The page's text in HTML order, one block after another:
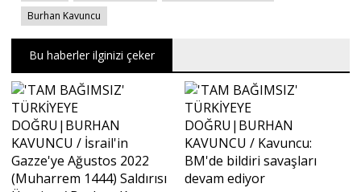
Burhan Kavuncu
Bu haberler ilginizi çeker